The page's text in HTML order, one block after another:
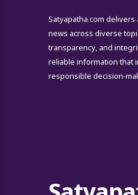
Satyapatha.com
news across diverse
transparency, and
reliable information that
responsible decision-